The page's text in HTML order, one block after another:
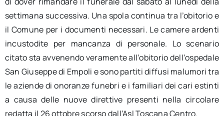
settimana successiva. Una spola continua tra l’obitorio e
il Comune per i documenti necessari. Le camere ardenti
incustodite per mancanza di personale. Lo scenario
citato sta avvenendo veramente all’obitorio dell’ospedale
San Giuseppe di Empoli e sono partiti diffusi malumori tra
le aziende di onoranze funebri e i familiari dei cari estinti
a causa delle nuove direttive presenti nella circolare
redatta il 26 ottobre scorso dall’Asl Toscana Centro.